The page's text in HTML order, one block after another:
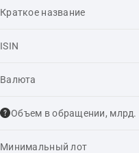
Краткое название
ISIN
Валюта
Объем в обращении, млрд.
Минимальный лот